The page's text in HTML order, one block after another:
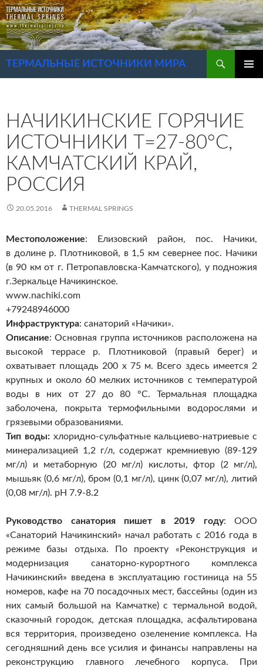
Перейти
к
содержимому
ТЕРМАЛЬНЫЕ ИСТОЧНИКИ МИРА
НАЧИКИНСКИЕ ГОРЯЧИЕ
ИСТОЧНИКИ Т=27-80°С,
КАМЧАТСКИЙ КРАЙ,
РОССИЯ
20.05.2016 THERMAL SPRINGS
Местоположение: Елизовский район, пос. Начики,
в долине р. Плотниковой, в 1,5 км севернее пос. Начики
(в 90 км от г. Петропавловска-Камчатского), у подножия
г.Зеркальце Начикинское.
www.nachiki.com
+79248946000
Инфраструктура: санаторий «Начики».
Описание: Основная группа источников расположена на
высокой террасе р. Плотниковой (правый берег) и
охватывает площадь 200 х 75 м. Всего здесь имеется 2
крупных и около 60 мелких источников с температурой
воды в них от 27 до 80 °С. Термальная площадка
заболочена, покрыта термофильными водорослями и
грязевыми образованиями.
Тип воды:хлоридно-сульфатные кальциево-натриевые с
минерализацией 1,2 г/л, содержат кремниевую (89-129
мг/л) и метаборную (20 мг/л) кислоты, фтор (2 мг/л),
мышьяк (0,6 мг/л), бром (0,1 мг/л), цинк (0,07 мг/л), литий
(0,08 мг/л). pH 7.9-8.2
Руководство санатория пишет в 2019 году: ООО
«Санаторий Начикинский» начал работать с 2016 года в
режиме базы отдыха. По проекту «Реконструкция и
модернизация санаторно-курортного комплекса
Начикинский» введена в эксплуатацию гостиница на 55
номеров, кафе на 70 посадочных мест, бассейны (один из
них самый большой на Камчатке) с термальной водой,
сказочный городок, детская площадка, асфальтирована
вся территория, произведено озеленение комплекса. На
сегодняшний день все усилия и финансы направлены на
реконструкцию главного лечебного корпуса. При